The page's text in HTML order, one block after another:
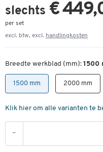
slechts €
per set
excl. btw, excl. handlingkosten
Breedte werkblad (mm): 1500
1500 mm 2000 mm
Klik hier om alle varianten te
-